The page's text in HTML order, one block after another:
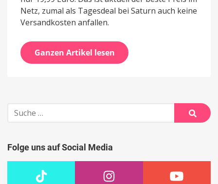
Netz, zumal als Tagesdeal bei Saturn auch keine
Versandkosten anfallen.
Ganzen Artikel lesen
Suche
nach:
Suche
Folge uns auf Social Media